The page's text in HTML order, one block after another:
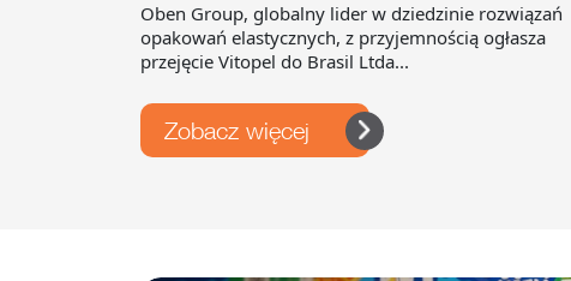
Oben Group, globalny lider w dziedzinie rozwiązań
opakowań elastycznych, z przyjemnością ogłasza
przejęcie Vitopel do Brasil Ltda...
Zobacz więcej